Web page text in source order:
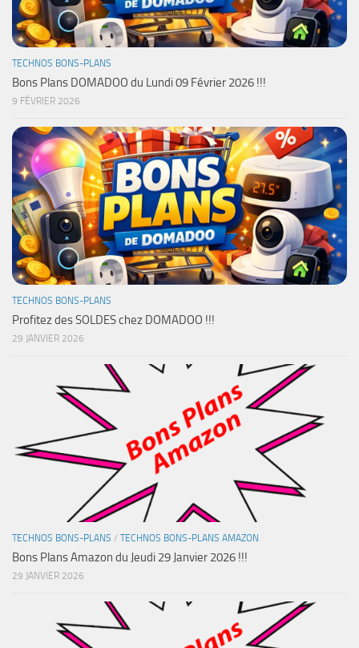
TECHNOS BONS-PLANS
Bons Plans DOMADOO du Lundi 09 Février 2026 !!!
9 FÉVRIER 2026
TECHNOS BONS-PLANS
Profitez des SOLDES chez DOMADOO !!!
29 JANVIER 2026
TECHNOS BONS-PLANS / TECHNOS BONS-PLANS AMAZON
Bons Plans Amazon du Jeudi 29 Janvier 2026 !!!
29 JANVIER 2026